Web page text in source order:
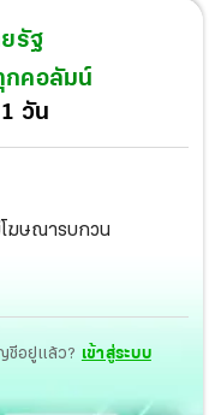
วามคิดสร้างสรรค์ที่
ตอร์เชฟ ไทยแลนด์ ซี
ยาลัยดุสิตธานี
ท้ๆ แต่หน้าตาร่วมสมัย
รัฐ
กคอลัมน์
วัน
โฆษณารบกวน
ชีอยู่แล้ว? เข้าสู่ระบบ